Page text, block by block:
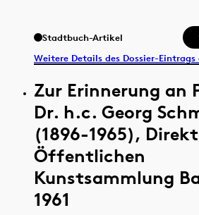
Stadtbuch-Artikel
Weitere Details des Dossier-Eintrags
Zur Erinnerung an
Dr. h.c. Georg
(1896-1965),
Öffentlichen
Kunstsammlung
1961